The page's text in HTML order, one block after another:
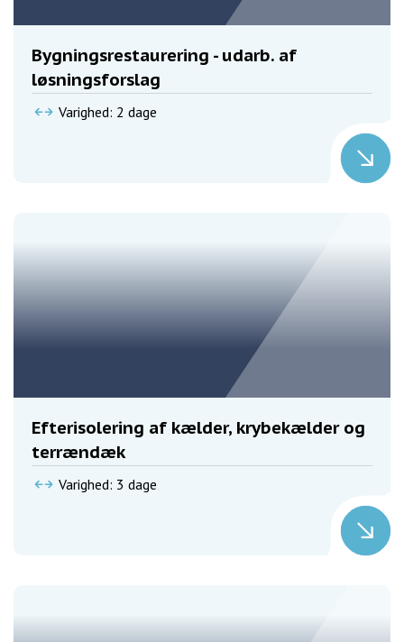
Bygningsrestaurering - udarb. af
løsningsforslag
Varighed: 2 dage
Efterisolering af kælder, krybekælder og
terrændæk
Varighed: 3 dage